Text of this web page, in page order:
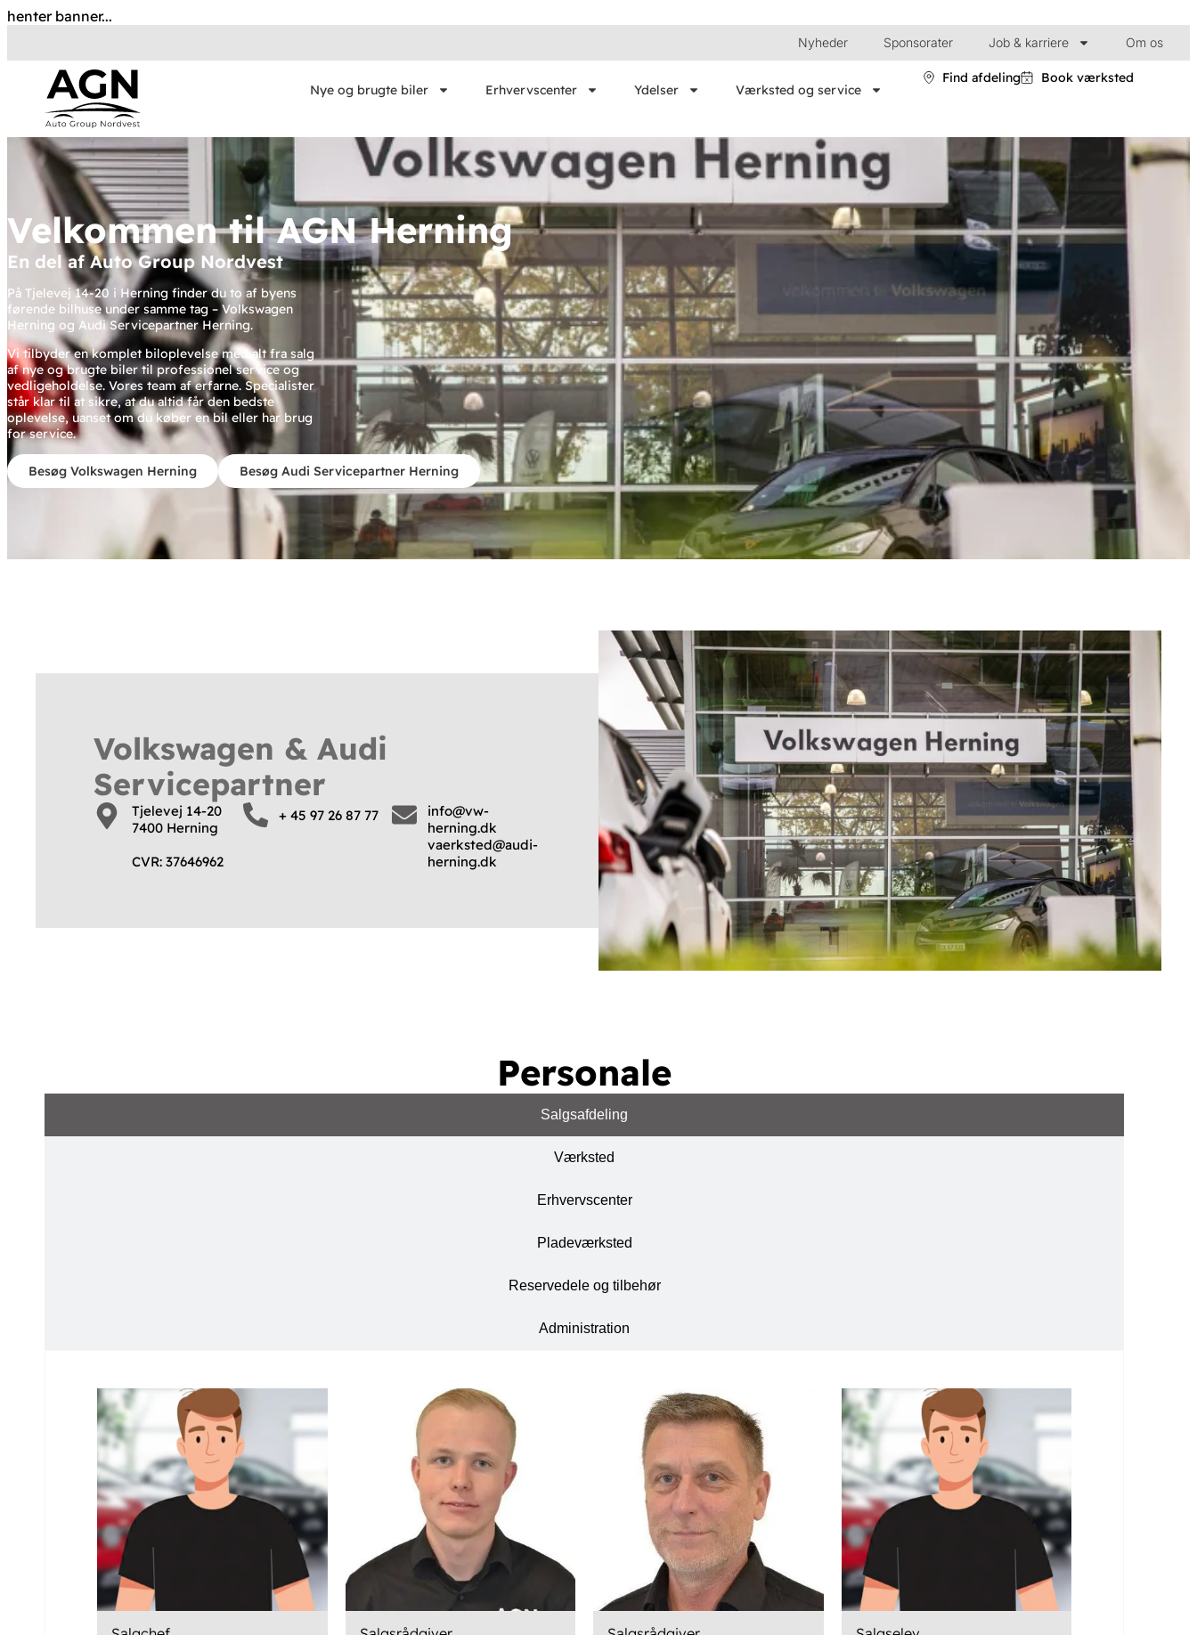
henter banner...
Nyheder Sponsorater Job & karriere Om os
Nye og brugte biler Erhvervscenter Ydelser Værksted og service
Find afdeling Book værksted
Velkommen til AGN Herning
En del af Auto Group Nordvest
På Tjelevej 14-20 i Herning finder du to af byens
førende bilhuse under samme tag – Volkswagen
Herning og Audi Servicepartner Herning.
Vi tilbyder en komplet biloplevelse med alt fra salg
af nye og brugte biler til professionel service og
vedligeholdelse. Vores team af erfarne. Specialister
står klar til at sikre, at du altid får den bedste
oplevelse, uanset om du køber en bil eller har brug
for service.
Besøg Volkswagen Herning Besøg Audi Servicepartner Herning
Volkswagen & Audi
Servicepartner
Tjelevej 14-20
7400 Herning
CVR: 37646962
+ 45 97 26 87 77
info@vw-
herning.dk
vaerksted@audi-
herning.dk
Personale
Salgsafdeling
Værksted
Erhvervscenter
Pladeværksted
Reservedele og tilbehør
Administration